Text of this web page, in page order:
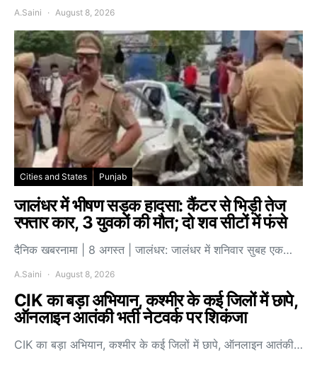
A.Saini August 8, 2026
Cities and States Punjab
जालंधर में भीषण सड़क हादसा: कैंटर से भिड़ी तेज
रफ्तार कार, 3 युवकों की मौत; दो शव सीटों में फंसे
दैनिक खबरनामा | 8 अगस्त | जालंधर: जालंधर में शनिवार सुबह एक…
A.Saini August 8, 2026
CIK का बड़ा अभियान, कश्मीर के कई जिलों में छापे,
ऑनलाइन आतंकी भर्ती नेटवर्क पर शिकंजा
CIK का बड़ा अभियान, कश्मीर के कई जिलों में छापे, ऑनलाइन आतंकी…